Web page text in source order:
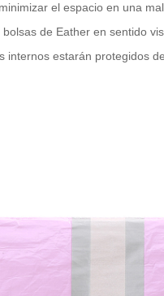
el espacio en una
bolsas de Eather en sentido
internos estarán protegidos